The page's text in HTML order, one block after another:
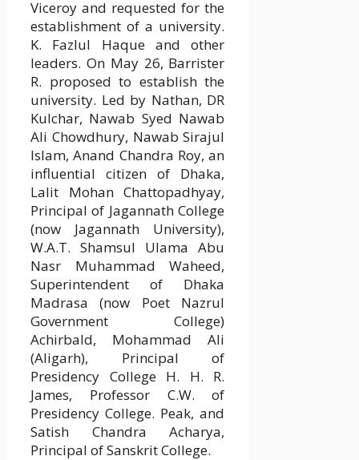
Viceroy and requested for the
establishment of a university.
K. Fazlul Haque and other
leaders. On May 26, Barrister
R. proposed to establish the
university. Led by Nathan, DR
Kulchar, Nawab Syed Nawab
Ali Chowdhury, Nawab Sirajul
Islam, Anand Chandra Roy, an
influential citizen of Dhaka,
Lalit Mohan Chattopadhyay,
Principal of Jagannath College
(now Jagannath University),
W.A.T. Shamsul Ulama Abu
Nasr Muhammad Waheed,
Superintendent of Dhaka
Madrasa (now Poet Nazrul
Government College)
Achirbald, Mohammad Ali
(Aligarh), Principal of
Presidency College H. H. R.
James, Professor C.W. of
Presidency College. Peak, and
Satish Chandra Acharya,
Principal of Sanskrit College.